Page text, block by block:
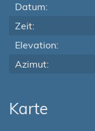
Datum:
Zeit:
Elevation:
Azimut:
Karte